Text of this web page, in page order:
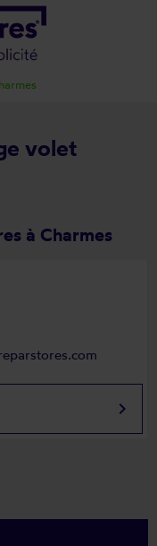
volet
à Charmes
keyboard_arrow_right